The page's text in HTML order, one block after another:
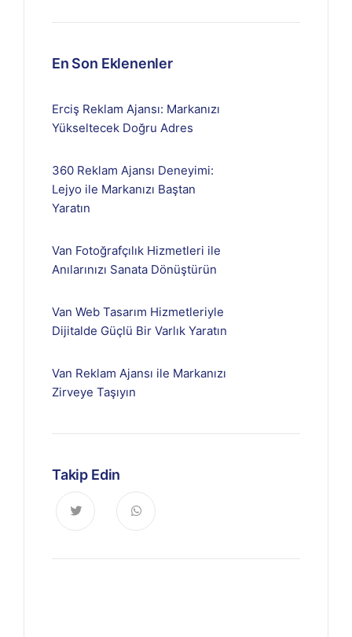
En Son Eklenenler
Erciş Reklam Ajansı: Markanızı
Yükseltecek Doğru Adres
360 Reklam Ajansı Deneyimi:
Lejyo ile Markanızı Baştan
Yaratın
Van Fotoğrafçılık Hizmetleri ile
Anılarınızı Sanata Dönüştürün
Van Web Tasarım Hizmetleriyle
Dijitalde Güçlü Bir Varlık Yaratın
Van Reklam Ajansı ile Markanızı
Zirveye Taşıyın
Takip Edin